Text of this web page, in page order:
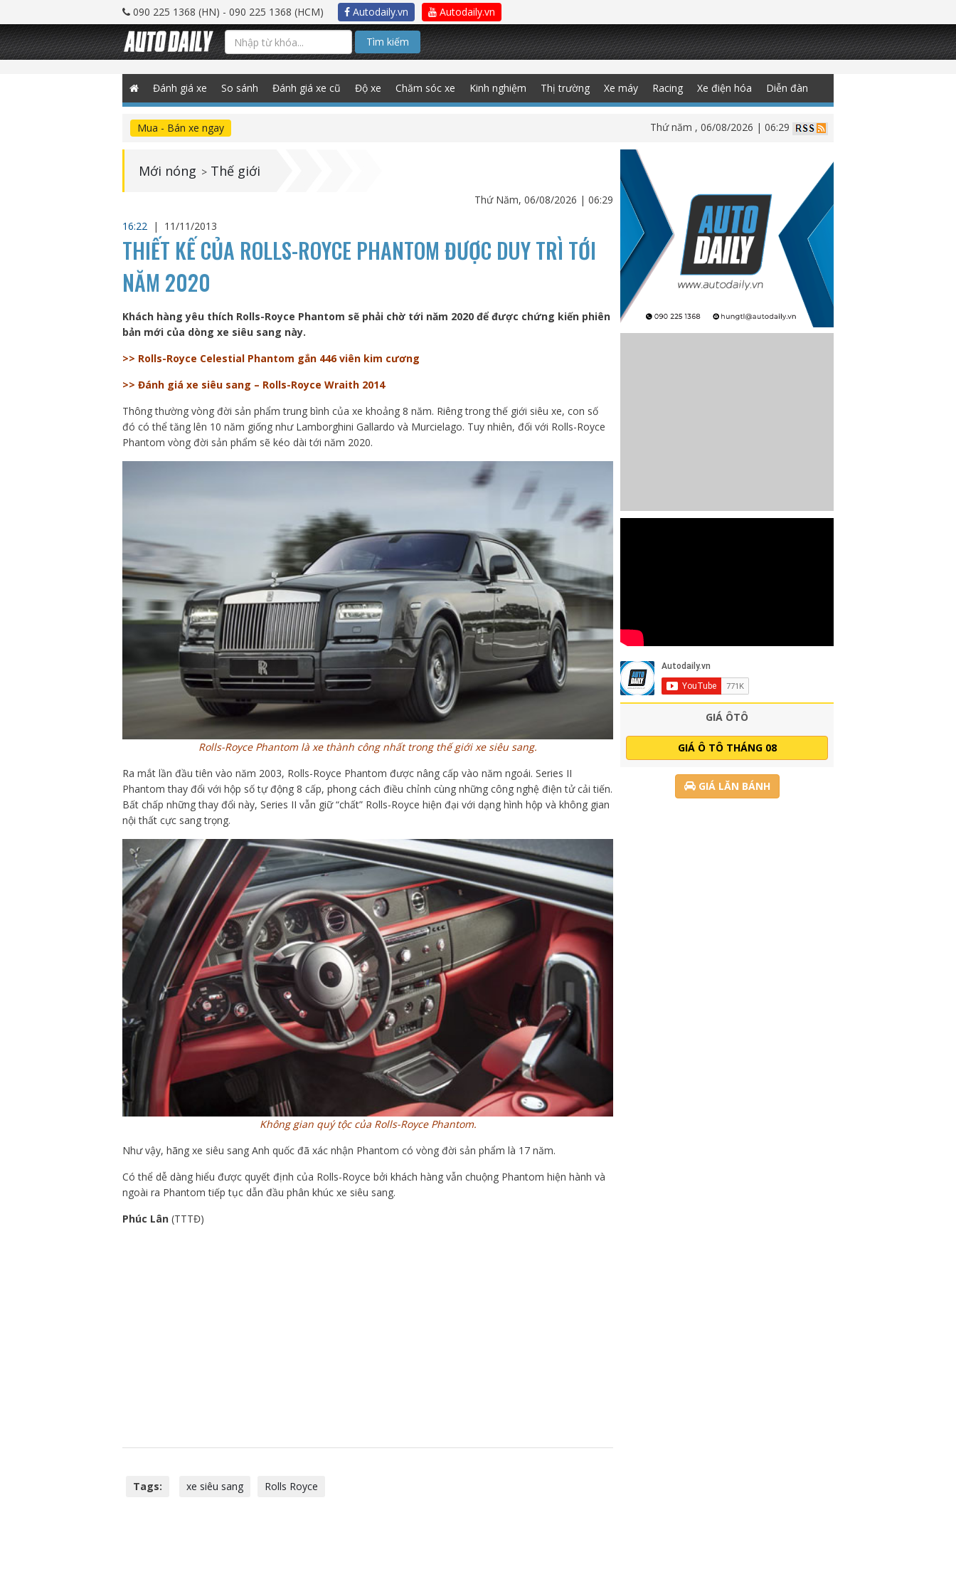
090 225 1368 (HN) - 090 225 1368 (HCM) Autodaily.vn Autodaily.vn
Tìm kiếm
Đánh giá xe So sánh Đánh giá xe cũ Độ xe Chăm sóc xe Kinh nghiệm Thị trường Xe máy Racing Xe điện hóa Diễn đàn
Mua - Bán xe ngay Thứ năm , 06/08/2026 | 06:29
Mới nóng > Thế giới
Thứ Năm, 06/08/2026 | 06:29
16:22 | 11/11/2013
THIẾT KẾ CỦA ROLLS-ROYCE PHANTOM ĐƯỢC DUY TRÌ TỚI
NĂM 2020
Khách hàng yêu thích Rolls-Royce Phantom sẽ phải chờ tới năm 2020 để được chứng kiến phiên
bản mới của dòng xe siêu sang này.
>> Rolls-Royce Celestial Phantom gắn 446 viên kim cương
>> Đánh giá xe siêu sang – Rolls-Royce Wraith 2014
Thông thường vòng đời sản phẩm trung bình của xe khoảng 8 năm. Riêng trong thế giới siêu xe, con số
đó có thể tăng lên 10 năm giống như Lamborghini Gallardo và Murcielago. Tuy nhiên, đối với Rolls-Royce
Phantom vòng đời sản phẩm sẽ kéo dài tới năm 2020.
Rolls-Royce Phantom là xe thành công nhất trong thế giới xe siêu sang.
Ra mắt lần đầu tiên vào năm 2003, Rolls-Royce Phantom được nâng cấp vào năm ngoái. Series II
Phantom thay đổi với hộp số tự động 8 cấp, phong cách điều chỉnh cùng những công nghệ điện tử cải tiến.
Bất chấp những thay đổi này, Series II vẫn giữ “chất” Rolls-Royce hiện đại với dạng hình hộp và không gian
nội thất cực sang trọng.
Không gian quý tộc của Rolls-Royce Phantom.
Như vậy, hãng xe siêu sang Anh quốc đã xác nhận Phantom có vòng đời sản phẩm là 17 năm.
Có thể dễ dàng hiểu được quyết định của Rolls-Royce bởi khách hàng vẫn chuộng Phantom hiện hành và
ngoài ra Phantom tiếp tục dẫn đầu phân khúc xe siêu sang.
Phúc Lân (TTTĐ)
Tags: xe siêu sang Rolls Royce
GIÁ ÔTÔ
GIÁ Ô TÔ THÁNG 08
GIÁ LĂN BÁNH